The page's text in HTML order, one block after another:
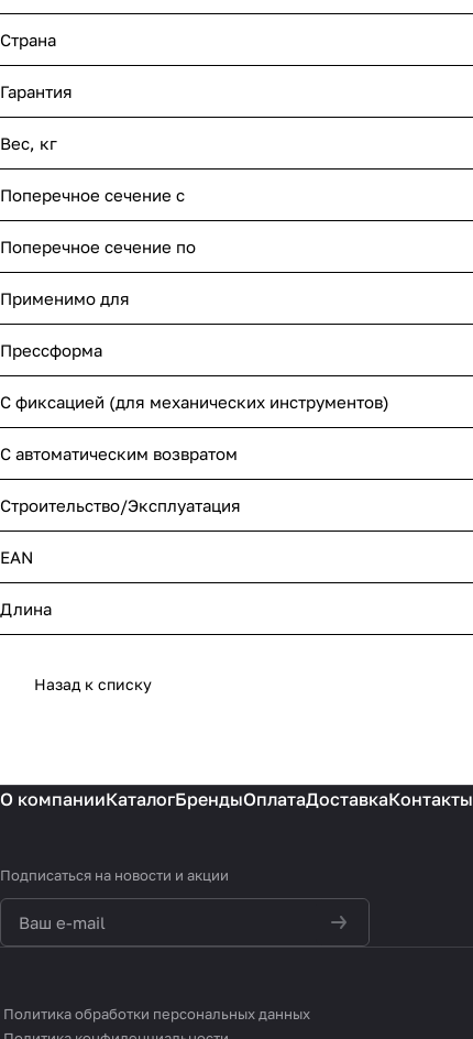
Страна
Гарантия
Вес, кг
Поперечное сечение с
Поперечное сечение по
Применимо для
Прессформа
С фиксацией (для механических инструментов)
С автоматическим возвратом
Строительство/Эксплуатация
EAN
Длина
Назад к списку
О компанииКаталогБрендыОплатаДоставкаКонтакты
Подписаться на новости и акции
Политика обработки персональных данных